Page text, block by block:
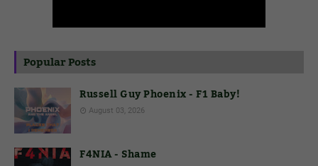
Popular Posts
Russell Guy Phoenix - F1 Baby!
August 03, 2026
F4NIA - Shame